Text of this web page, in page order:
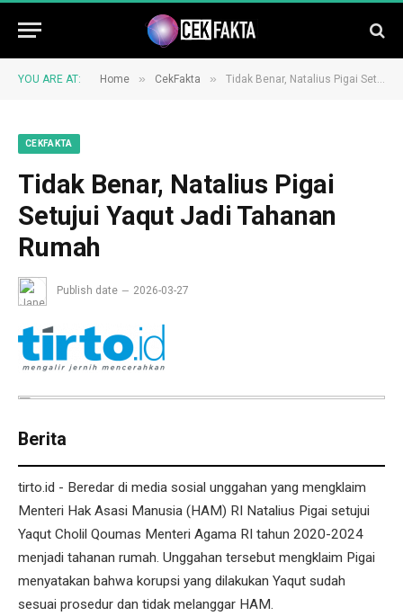
YOU ARE AT: Home » CekFakta » Tidak Benar, Natalius Pigai Setujui Yaqut Jadi Tahanan Rumah
CEKFAKTA
Tidak Benar, Natalius Pigai
Setujui Yaqut Jadi Tahanan
Rumah
Publish date 2026-03-27
Berita
tirto.id - Beredar di media sosial unggahan yang mengklaim
Menteri Hak Asasi Manusia (HAM) RI Natalius Pigai setujui
Yaqut Cholil Qoumas Menteri Agama RI tahun 2020-2024
menjadi tahanan rumah. Unggahan tersebut mengklaim Pigai
menyatakan bahwa korupsi yang dilakukan Yaqut sudah
sesuai prosedur dan tidak melanggar HAM.